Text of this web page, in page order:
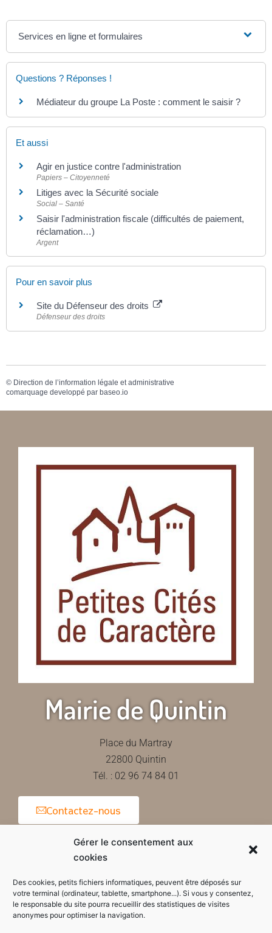
Gérer le consentement aux
cookies
Des cookies, petits fichiers informatiques, peuvent être déposés sur
votre terminal (ordinateur, tablette, smartphone...). Si vous y consentez,
le responsable du site pourra recueillir des statistiques de visites
anonymes pour optimiser la navigation.
Services en ligne et formulaires
Questions ? Réponses !
Médiateur du groupe La Poste : comment le saisir ?
Et aussi
Agir en justice contre l'administration
Papiers – Citoyenneté
Litiges avec la Sécurité sociale
Social – Santé
Saisir l'administration fiscale (difficultés de paiement,
réclamation…)
Argent
Pour en savoir plus
Site du Défenseur des droits
Défenseur des droits
© Direction de l’information légale et administrative
comarquage developpé par baseo.io
Mairie de Quintin
Place du Martray
22800 Quintin
Tél. : 02 96 74 84 01
Contactez-nous
Horaires d'ouverture de la mairie